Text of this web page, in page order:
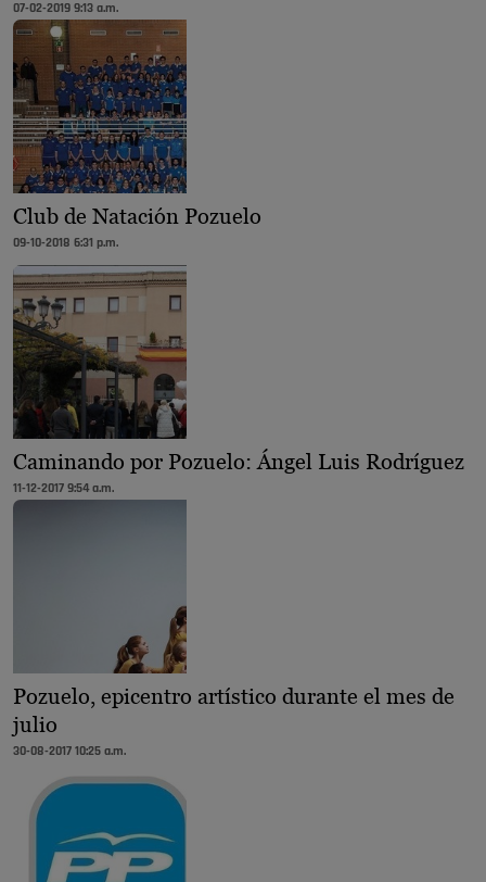
07-02-2019 9:13 a.m.
Club de Natación Pozuelo
09-10-2018 6:31 p.m.
Caminando por Pozuelo: Ángel Luis Rodríguez
11-12-2017 9:54 a.m.
Pozuelo, epicentro artístico durante el mes de
julio
30-08-2017 10:25 a.m.